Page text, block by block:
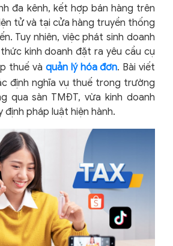
đa kênh, kết hợp bán hàng trên
tử và tại cửa hàng truyền thống
Tuy nhiên, việc phát sinh doanh
kinh doanh đặt ra yêu cầu cụ
thuế và quản lý hóa đơn. Bài viết
định nghĩa vụ thuế trong trường
qua sàn TMĐT, vừa kinh doanh
pháp luật hiện hành.